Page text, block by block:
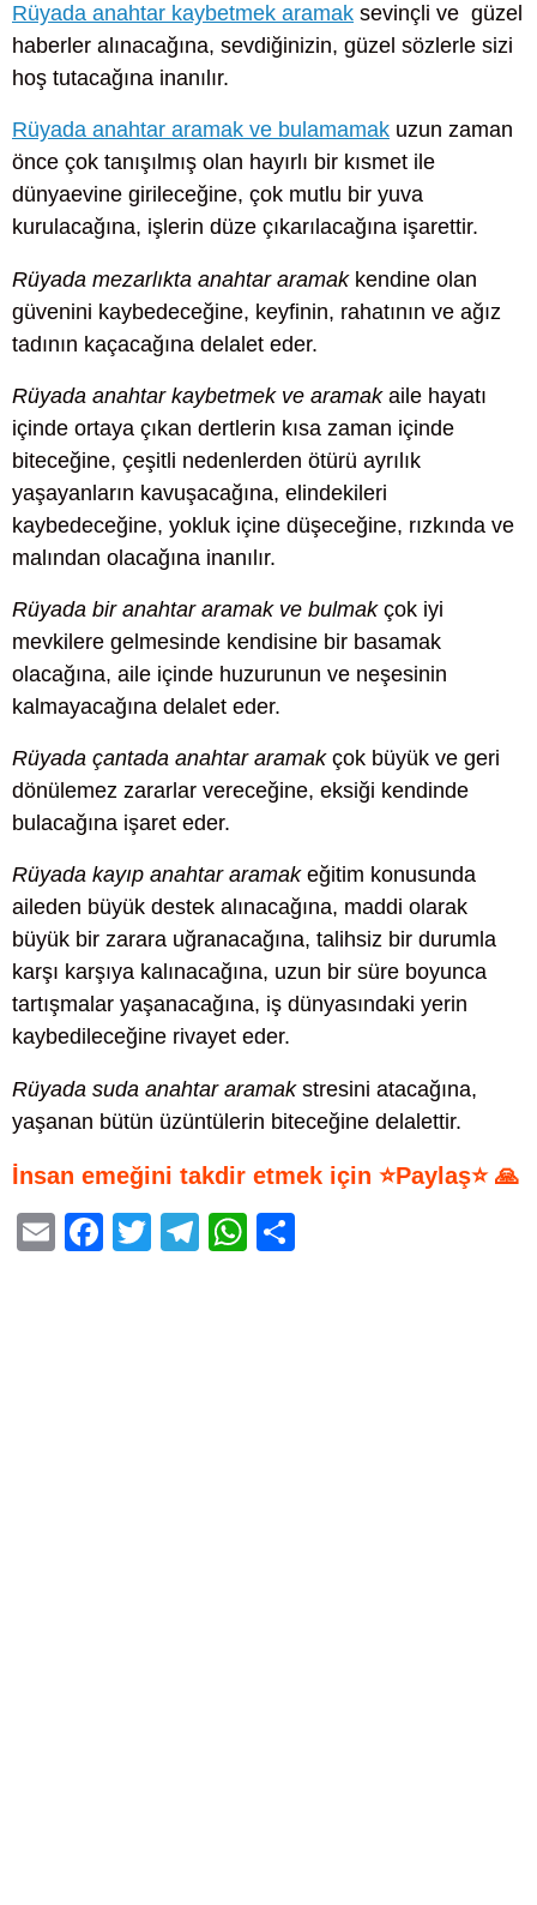
Rüyada anahtar kaybetmek aramak sevinçli ve güzel
haberler alınacağına, sevdiğinizin, güzel sözlerle sizi
hoş tutacağına inanılır.
Rüyada anahtar aramak ve bulamamak uzun zaman
önce çok tanışılmış olan hayırlı bir kısmet ile
dünyaevine girileceğine, çok mutlu bir yuva
kurulacağına, işlerin düze çıkarılacağına işarettir.
Rüyada mezarlıkta anahtar aramakkendine olan
güvenini kaybedeceğine, keyfinin, rahatının ve ağız
tadının kaçacağına delalet eder.
Rüyada anahtar kaybetmek ve aramakaile hayatı
içinde ortaya çıkan dertlerin kısa zaman içinde
biteceğine, çeşitli nedenlerden ötürü ayrılık
yaşayanların kavuşacağına, elindekileri
kaybedeceğine, yokluk içine düşeceğine, rızkında ve
malından olacağına inanılır.
Rüyada bir anahtar aramak ve bulmakçok iyi
mevkilere gelmesinde kendisine bir basamak
olacağına, aile içinde huzurunun ve neşesinin
kalmayacağına delalet eder.
Rüyada çantada anahtar aramakçok büyük ve geri
dönülemez zararlar vereceğine, eksiği kendinde
bulacağına işaret eder.
Rüyada kayıp anahtar aramakeğitim konusunda
aileden büyük destek alınacağına, maddi olarak
büyük bir zarara uğranacağına, talihsiz bir durumla
karşı karşıya kalınacağına, uzun bir süre boyunca
tartışmalar yaşanacağına, iş dünyasındaki yerin
kaybedileceğine rivayet eder.
Rüyada suda anahtar aramakstresini atacağına,
yaşanan bütün üzüntülerin biteceğine delalettir.
İnsan emeğini takdir etmek için ⭐Paylaş⭐ 🙏
E
F
T
T
W